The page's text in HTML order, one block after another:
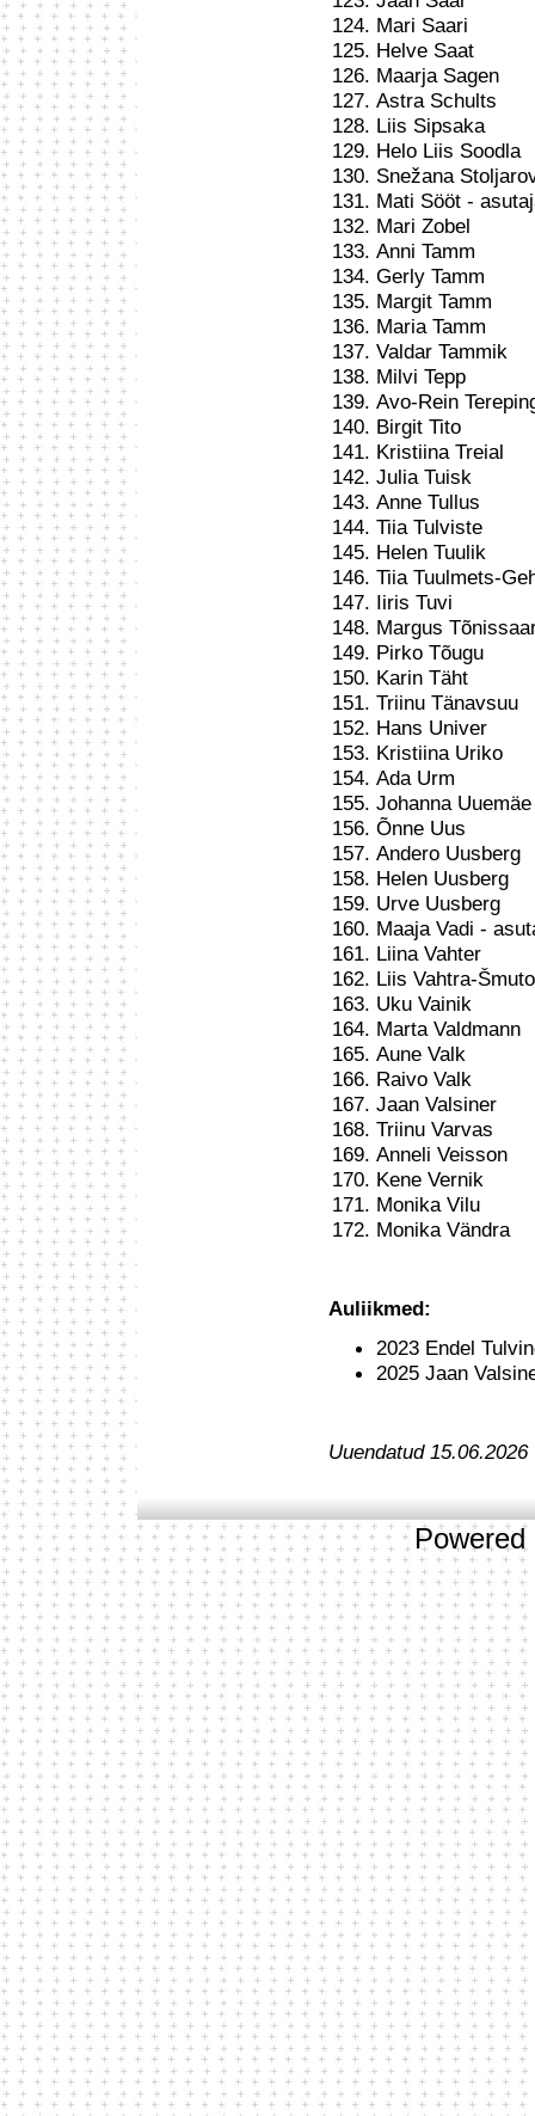
Mari Saari
Helve Saat
Maarja Sagen
Astra Schults
Liis Sipsaka
Helo Liis Soodla
Snežana
Mati Sööt -
Mari Zobel
Anni Tamm
Gerly Tamm
Margit Tamm
Maria Tamm
Valdar Tammik
Milvi Tepp
Avo-Rein
Birgit Tito
Kristiina Treial
Julia Tuisk
Anne Tullus
Tiia Tulviste
Helen Tuulik
Tiia Tuulmets-
Iiris Tuvi
Margus
Pirko Tõugu
Karin Täht
Triinu Tänavsuu
Hans Univer
Kristiina Uriko
Ada Urm
Johanna Uuemäe
Õnne Uus
Andero Uusberg
Helen Uusberg
Urve Uusberg
Maaja Vadi -
Liina Vahter
Liis Vahtra-
Uku Vainik
Marta Valdmann
Aune Valk
Raivo Valk
Jaan Valsiner
Triinu Varvas
Anneli Veisson
Kene Vernik
Monika Vilu
Monika Vändra
Auliikmed:
2023 Endel
2025 Jaan
Uuendatud 15.06.2026